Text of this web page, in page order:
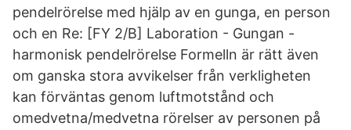
pendelrörelse med hjälp av en gunga, en person
och en Re: [FY 2/B] Laboration - Gungan -
harmonisk pendelrörelse Formelln är rätt även
om ganska stora avvikelser från verkligheten
kan förväntas genom luftmotstånd och
omedvetna/medvetna rörelser av personen på